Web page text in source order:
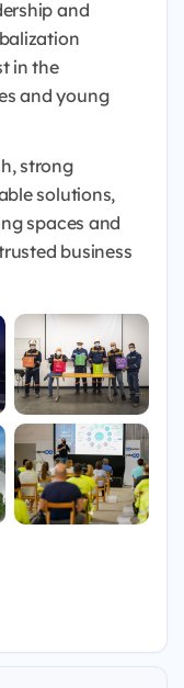
and
in the
and young
strong
solutions,
spaces and
business